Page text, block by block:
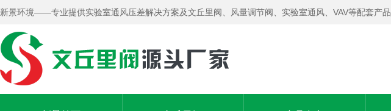
新景环境——专业提供实验室通风压差解决方案及文丘里阀、风量调节阀、实验室通风、VAV等配套产品